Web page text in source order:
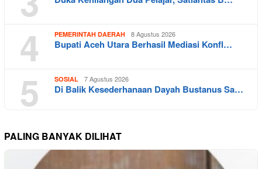
4 PEMERINTAH DAERAH 8 Agustus 2026
Bupati Aceh Utara Berhasil Mediasi Konfl…
5 SOSIAL 7 Agustus 2026
Di Balik Kesederhanaan Dayah Bustanus Sa…
PALING BANYAK DILIHAT